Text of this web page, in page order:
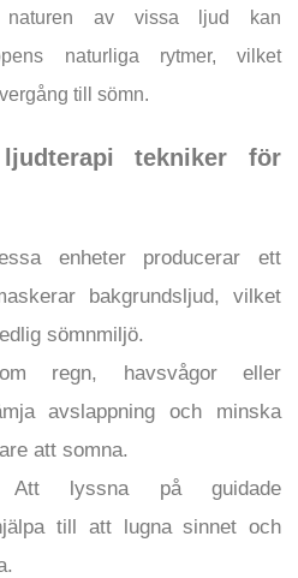
naturen av vissa ljud kan
naturliga rytmer, vilket
till sömn.
ljudterapi tekniker för
enheter producerar ett
bakgrundsljud, vilket
sömnmiljö.
regn, havsvågor eller
avslappning och minska
att somna.
lyssna på guidade
till att lugna sinnet och